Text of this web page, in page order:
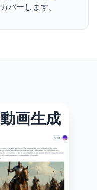
バーします。
画生成